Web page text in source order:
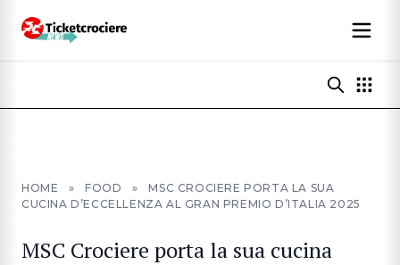
HOME » FOOD »
MSC CROCIERE PORTA LA SUA
CUCINA D’ECCELLENZA AL GRAN PREMIO D’ITALIA 2025
MSC Crociere porta la sua cucina